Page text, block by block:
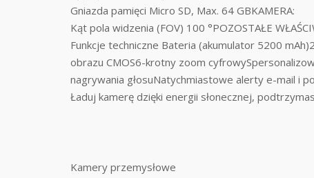
Gniazda pamięci Micro SD, Max. 64 GBKAMERA:
Kąt pola widzenia (FOV) 100 °POZOSTAŁE
Funkcje techniczne Bateria (akumulator 5200
obrazu CMOS6-krotny zoom
nagrywania głosuNatychmiastowe alerty e-mail i
Ładuj kamerę dzięki energii słonecznej,
Kamery przemysłowe